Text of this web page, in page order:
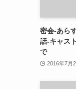
密会-あら
話-キャス
で
2016年7月